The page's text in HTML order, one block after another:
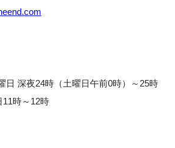
日 深夜24時（土曜日午前0時）～25時
11時～12時